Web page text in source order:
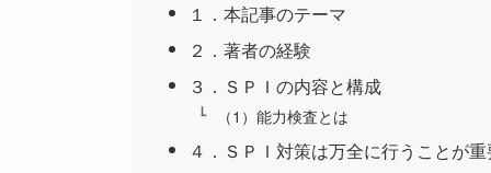
１．本記事のテーマ
２．著者の経験
３．ＳＰＩの内容と構成
（1）能力検査とは
４．ＳＰＩ対策は万全に行うことが